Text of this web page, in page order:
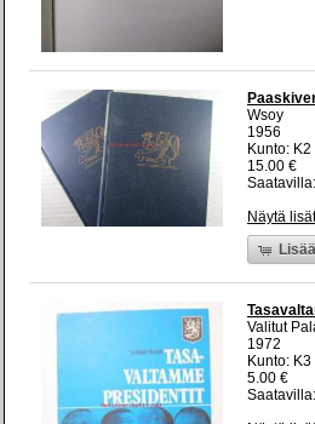
Wsoy
1956
Kunto:
15.00 €
Näytä
Valitut
1972
Kunto:
5.00 €